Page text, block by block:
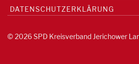
DATENSCHUTZERKLÄRUNG
© 2026 SPD Kreisverband Jerichower